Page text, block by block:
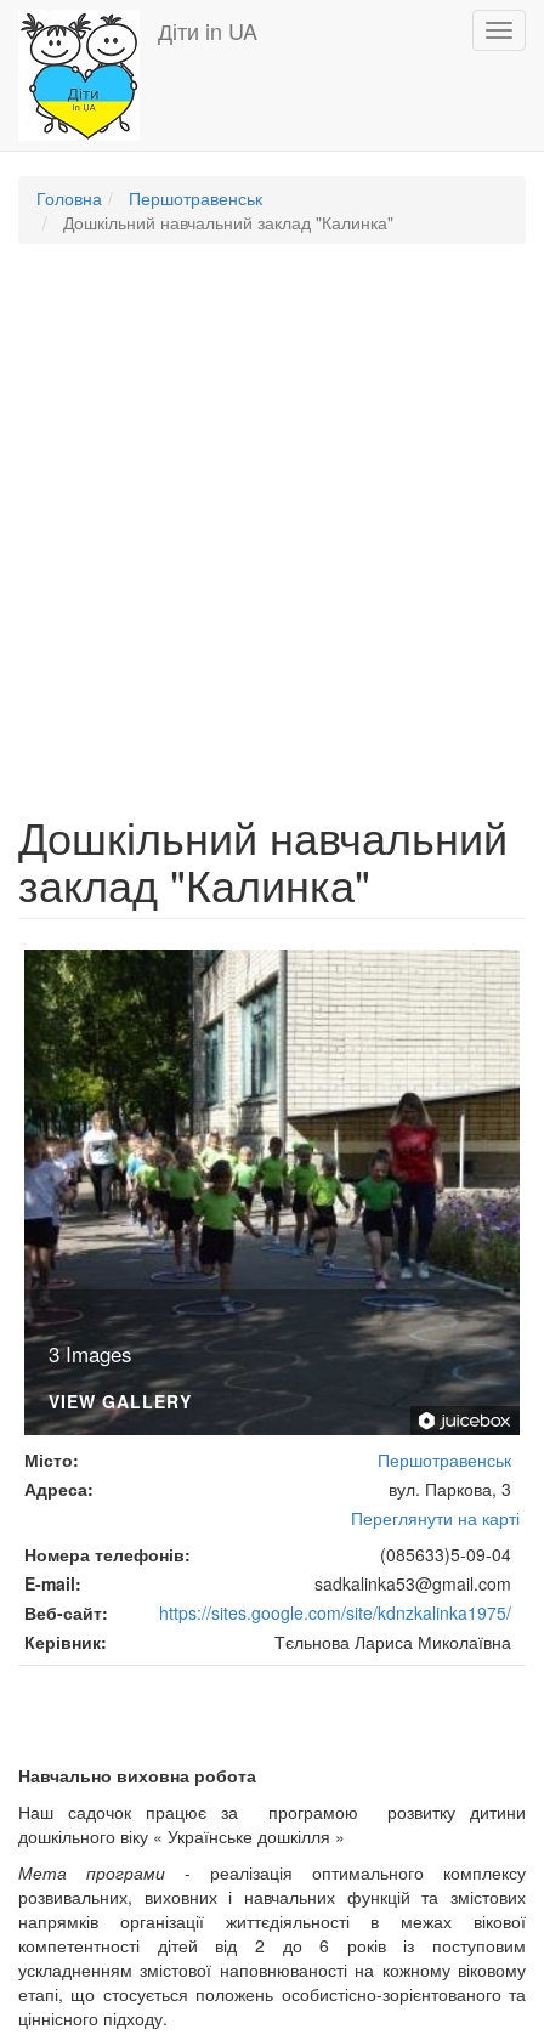
Перейти
основного
вмісту
Діти in UA
Головна
Першотравенськ
Дошкільний навчальний заклад "Калинка"
Дошкільний навчальний
заклад "Калинка"
3 Images
VIEW GALLERY
Місто
Першотравенськ
Адреса
вул. Паркова, 3
Переглянути на карті
Номера телефонів
(085633)5-09-04
E-mail
sadkalinka53@gmail.com
Веб-сайт
https://sites.google.com/site/kdnzkalinka1975/
Керівник
Тєльнова Лариса Миколаївна
Навчально виховна робота
Наш садочок працює за програмою розвитку дитини
дошкільного віку « Українське дошкілля »
Мета програми - реалізація оптимального комплексу
розвивальних, виховних і навчальних функцій та змістових
напрямків організації життєдіяльності в межах вікової
компетентності дітей від 2 до 6 років із поступовим
ускладненням змістової наповнюваності на кожному віковому
етапі, що стосується положень особистісно-зорієнтованого та
ціннісного підходу.